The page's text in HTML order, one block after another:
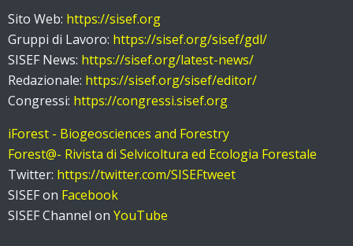
Sito Web: https://sisef.org
Gruppi di Lavoro: https://sisef.org/sisef/gdl/
SISEF News: https://sisef.org/latest-news/
Redazionale: https://sisef.org/sisef/editor/
Congressi: https://congressi.sisef.org
iForest - Biogeosciences and Forestry
Forest@- Rivista di Selvicoltura ed Ecologia Forestale
Twitter: https://twitter.com/SISEFtweet
SISEF on Facebook
SISEF Channel on YouTube